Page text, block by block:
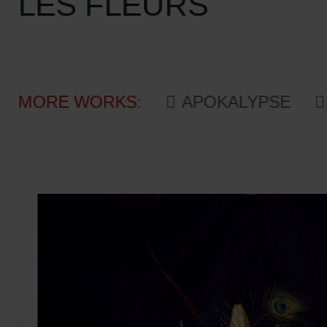
MORE WORKS: APOKALYPSE